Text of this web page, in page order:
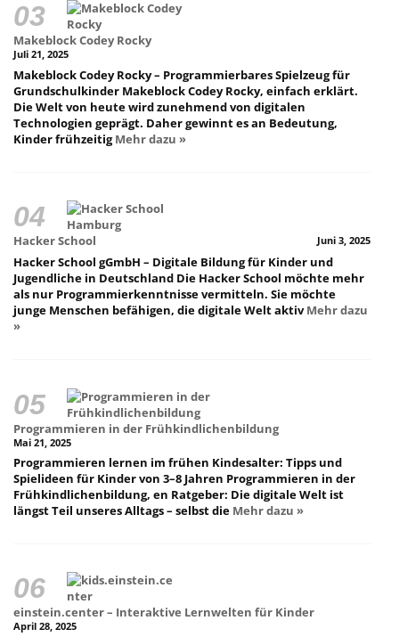
Makeblock Codey Rocky
Juli 21, 2025
Makeblock Codey Rocky – Programmierbares Spielzeug für
Grundschulkinder Makeblock Codey Rocky, einfach erklärt.
Die Welt von heute wird zunehmend von digitalen
Technologien geprägt. Daher gewinnt es an Bedeutung,
Kinder frühzeitigMehr dazu »
Hacker School Juni 3, 2025
Hacker School gGmbH – Digitale Bildung für Kinder und
Jugendliche in Deutschland Die Hacker School möchte mehr
als nur Programmierkenntnisse vermitteln. Sie möchte
junge Menschen befähigen, die digitale Welt aktivMehr dazu
»
Programmieren in der Frühkindlichenbildung
Mai 21, 2025
Programmieren lernen im frühen Kindesalter: Tipps und
Spielideen für Kinder von 3–8 Jahren Programmieren in der
Frühkindlichenbildung, en Ratgeber: Die digitale Welt ist
längst Teil unseres Alltags – selbst die Mehr dazu »
einstein.center – Interaktive Lernwelten für Kinder
April 28, 2025